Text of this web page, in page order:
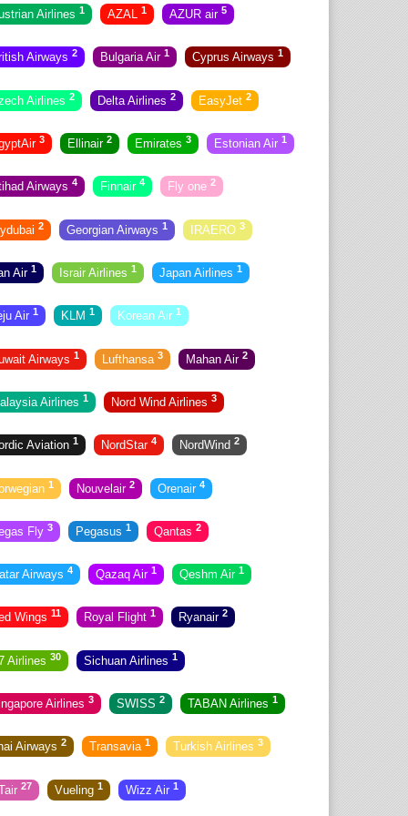
Airlines 1 AZAL 1 AZUR air 5
Airways 2 Bulgaria Air 1 Cyprus Airways 1
Airlines 2 Delta Airlines 2 EasyJet 2
3 Ellinair 2 Emirates 3 Estonian Air 1
Airways 4 Finnair 4 Fly one 2
2 Georgian Airways 1 IRAERO 3
Air 1 Israir Airlines 1 Japan Airlines 1
Air 1 KLM 1 Korean Air 1
Airways 1 Lufthansa 3 Mahan Air 2
Airlines 1 Nord Wind Airlines 3
Aviation 1 NordStar 4 NordWind 2
1 Nouvelair 2 Orenair 4
Fly 3 Pegasus 1 Qantas 2
Airways 4 Qazaq Air 1 Qeshm Air 1
Wings 11 Royal Flight 1 Ryanair 2
Airlines 30 Sichuan Airlines 1
Airlines 3 SWISS 2 TABAN Airlines 1
Airways 2 Transavia 1 Turkish Airlines 3
27 Vueling 1 Wizz Air 1